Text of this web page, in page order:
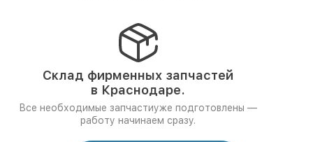
Склад фирменных запчастей
в Краснодаре.
Все необходимые запчастиуже подготовлены —
работу начинаем сразу.